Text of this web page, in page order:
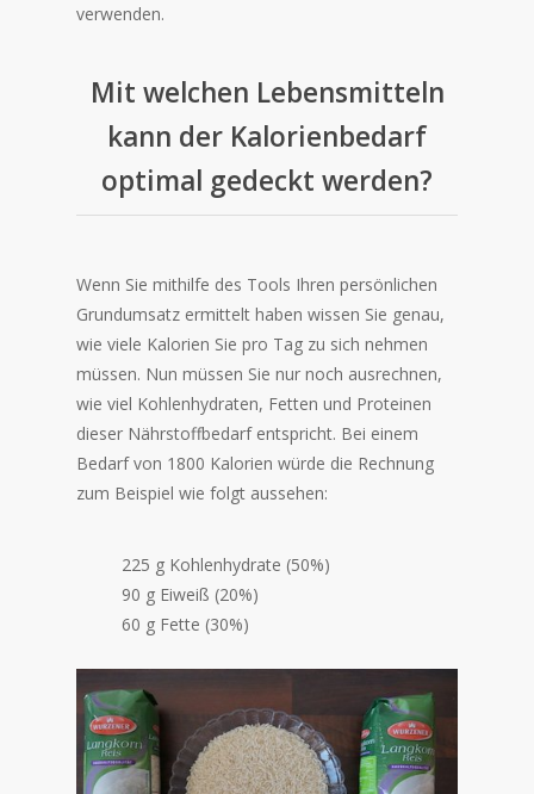
verwenden.
Mit welchen Lebensmitteln
kann der Kalorienbedarf
optimal gedeckt werden?
Wenn Sie mithilfe des Tools Ihren persönlichen
Grundumsatz ermittelt haben wissen Sie genau,
wie viele Kalorien Sie pro Tag zu sich nehmen
müssen. Nun müssen Sie nur noch ausrechnen,
wie viel Kohlenhydraten, Fetten und Proteinen
dieser Nährstoffbedarf entspricht. Bei einem
Bedarf von 1800 Kalorien würde die Rechnung
zum Beispiel wie folgt aussehen:
225 g Kohlenhydrate (50%)
90 g Eiweiß (20%)
60 g Fette (30%)